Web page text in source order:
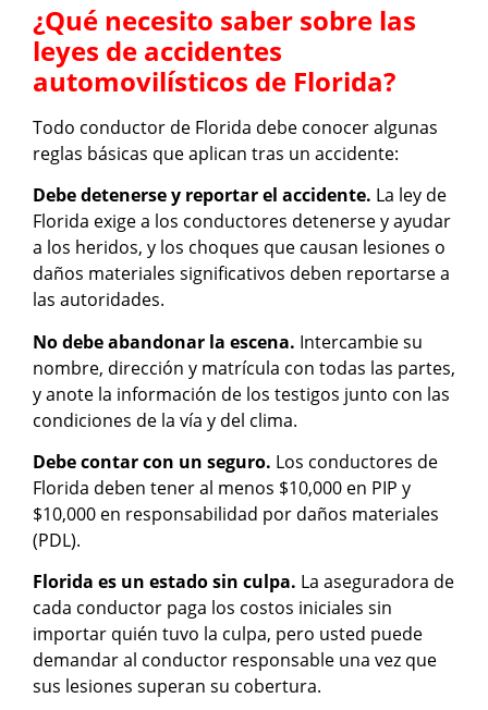
¿Qué necesito saber sobre las
leyes de accidentes
automovilísticos de Florida?
Todo conductor de Florida debe conocer algunas
reglas básicas que aplican tras un accidente:
Debe detenerse y reportar el accidente. La ley de
Florida exige a los conductores detenerse y ayudar
a los heridos, y los choques que causan lesiones o
daños materiales significativos deben reportarse a
las autoridades.
No debe abandonar la escena. Intercambie su
nombre, dirección y matrícula con todas las partes,
y anote la información de los testigos junto con las
condiciones de la vía y del clima.
Debe contar con un seguro. Los conductores de
Florida deben tener al menos $10,000 en PIP y
$10,000 en responsabilidad por daños materiales
(PDL).
Florida es un estado sin culpa. La aseguradora de
cada conductor paga los costos iniciales sin
importar quién tuvo la culpa, pero usted puede
demandar al conductor responsable una vez que
sus lesiones superan su cobertura.